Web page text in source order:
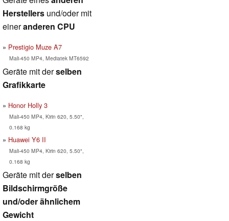
Herstellers und/oder mit
eineranderen CPU
Prestigio Muze A7
Mali-450 MP4, Mediatek MT6592
Geräte mit derselben
Grafikkarte
Honor Holly 3
Mali-450 MP4, Kirin 620, 5.50",
0.168 kg
Huawei Y6 II
Mali-450 MP4, Kirin 620, 5.50",
0.168 kg
Geräte mit derselben
Bildschirmgröße
und/oder ähnlichem
Gewicht